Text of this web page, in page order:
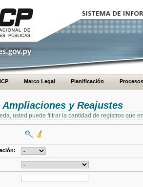
Marco Legal Planificación Procesos
Ampliaciones y Reajustes
usted puede filtrar la cantidad de registros que